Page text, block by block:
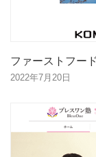
ファーストフー
2022年7月20日